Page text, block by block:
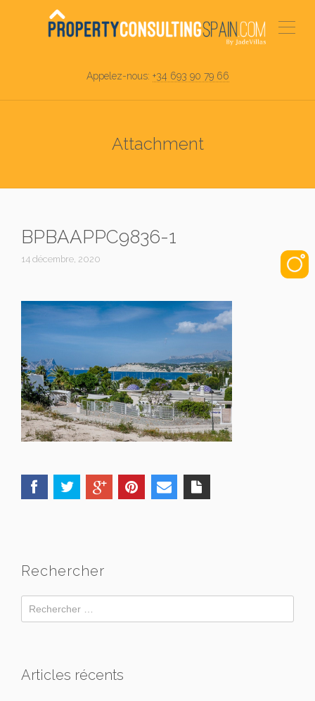
Appelez-nous: +34 693 90 79 66
Attachment
BPBAAPPC9836-1
14 décembre, 2020
Rechercher
Articles récents